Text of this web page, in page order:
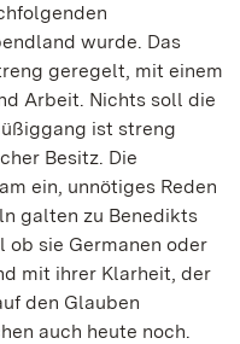
wurde. Das
geregelt, mit einem
Arbeit. Nichts soll die
ist streng
Besitz. Die
ein, unnötiges Reden
galten zu Benedikts
sie Germanen oder
mit ihrer Klarheit, der
den Glauben
auch heute noch.